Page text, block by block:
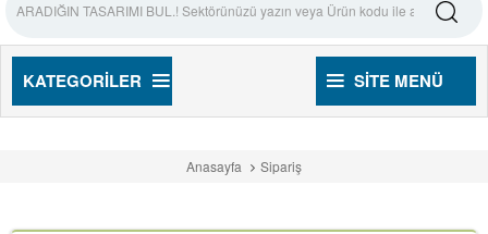
KATEGORILER SITE MENÜ
Anasayfa Sipariş